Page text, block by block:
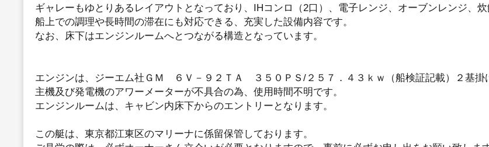
ギャレーもゆとりあるレイアウトとなっており、IHコンロ（2口）、電子レンジ、オーブンレンジ、
船上での調理や長時間の滞在にも対応できる、充実した設備内容です。
なお、床下はエンジンルームへとつながる構造となっています。
エンジンは、ジーエム社ＧＭ ６Ｖ－９２ＴＡ ３５０ＰＳ/２５７．４３ｋｗ（船検証記載）２基掛
主機及び発電機のアワーメーターが不具合の為、使用時間不明です。
エンジンルームは、キャビン内床下からのエントリーとなります。
この艇は、東京都江東区のマリーナに係留保管しております。